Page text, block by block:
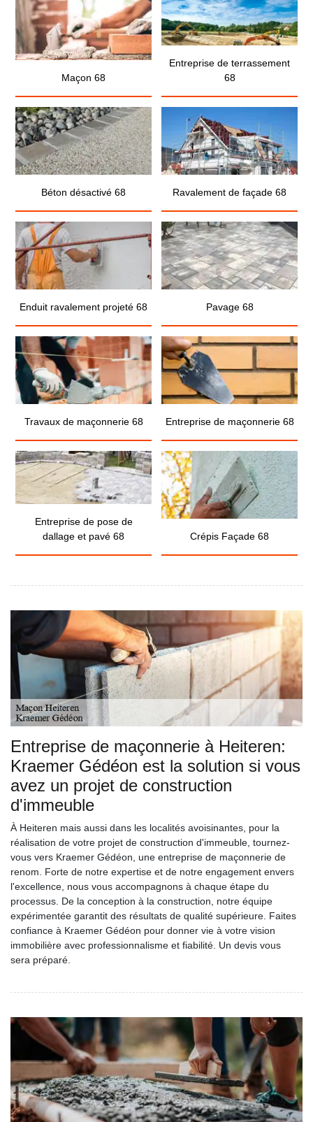
Maçon 68
Entreprise de terrassement
68
Béton désactivé 68 Ravalement de façade 68
Enduit ravalement projeté 68 Pavage 68
Travaux de maçonnerie 68 Entreprise de maçonnerie 68
Entreprise de pose de
dallage et pavé 68
Crépis Façade 68
Entreprise de maçonnerie à Heiteren:
Kraemer Gédéon est la solution si vous
avez un projet de construction
d'immeuble
À Heiteren mais aussi dans les localités avoisinantes, pour la
réalisation de votre projet de construction d'immeuble, tournez-
vous vers Kraemer Gédéon, une entreprise de maçonnerie de
renom. Forte de notre expertise et de notre engagement envers
l'excellence, nous vous accompagnons à chaque étape du
processus. De la conception à la construction, notre équipe
expérimentée garantit des résultats de qualité supérieure. Faites
confiance à Kraemer Gédéon pour donner vie à votre vision
immobilière avec professionnalisme et fiabilité. Un devis vous
sera préparé.